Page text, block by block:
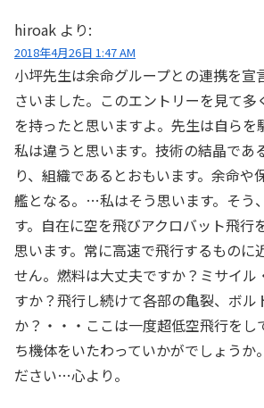
hiroak より:
2018年4月26日 1:47 AM
小坪先生は余命グループとの連携を宣
さいました。このエントリーを見て
を持ったと思いますよ。先生は自らを
私は違うと思います。技術の結晶であ
り、組織であるとおもいます。余命や
艦となる。…私はそう思います。そう
す。自在に空を飛びアクロバット飛行
思います。常に高速で飛行するものに
せん。燃料は大丈夫ですか？ミサイル
すか？飛行し続けて各部の亀裂、ボル
か？・・・ここは一度超低空飛行をし
ち機体をいたわっていかがでしょうか
ださい…心より。